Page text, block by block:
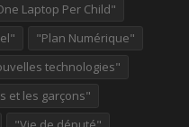
Laptop Per Child"
"Plan Numérique"
technologies"
et les garçons"